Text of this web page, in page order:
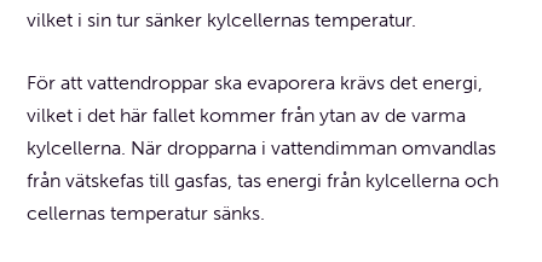
vilket i sin tur sänker kylcellernas temperatur.
För att vattendroppar ska evaporera krävs det energi,
vilket i det här fallet kommer från ytan av de varma
kylcellerna. När dropparna i vattendimman omvandlas
från vätskefas till gasfas, tas energi från kylcellerna och
cellernas temperatur sänks.